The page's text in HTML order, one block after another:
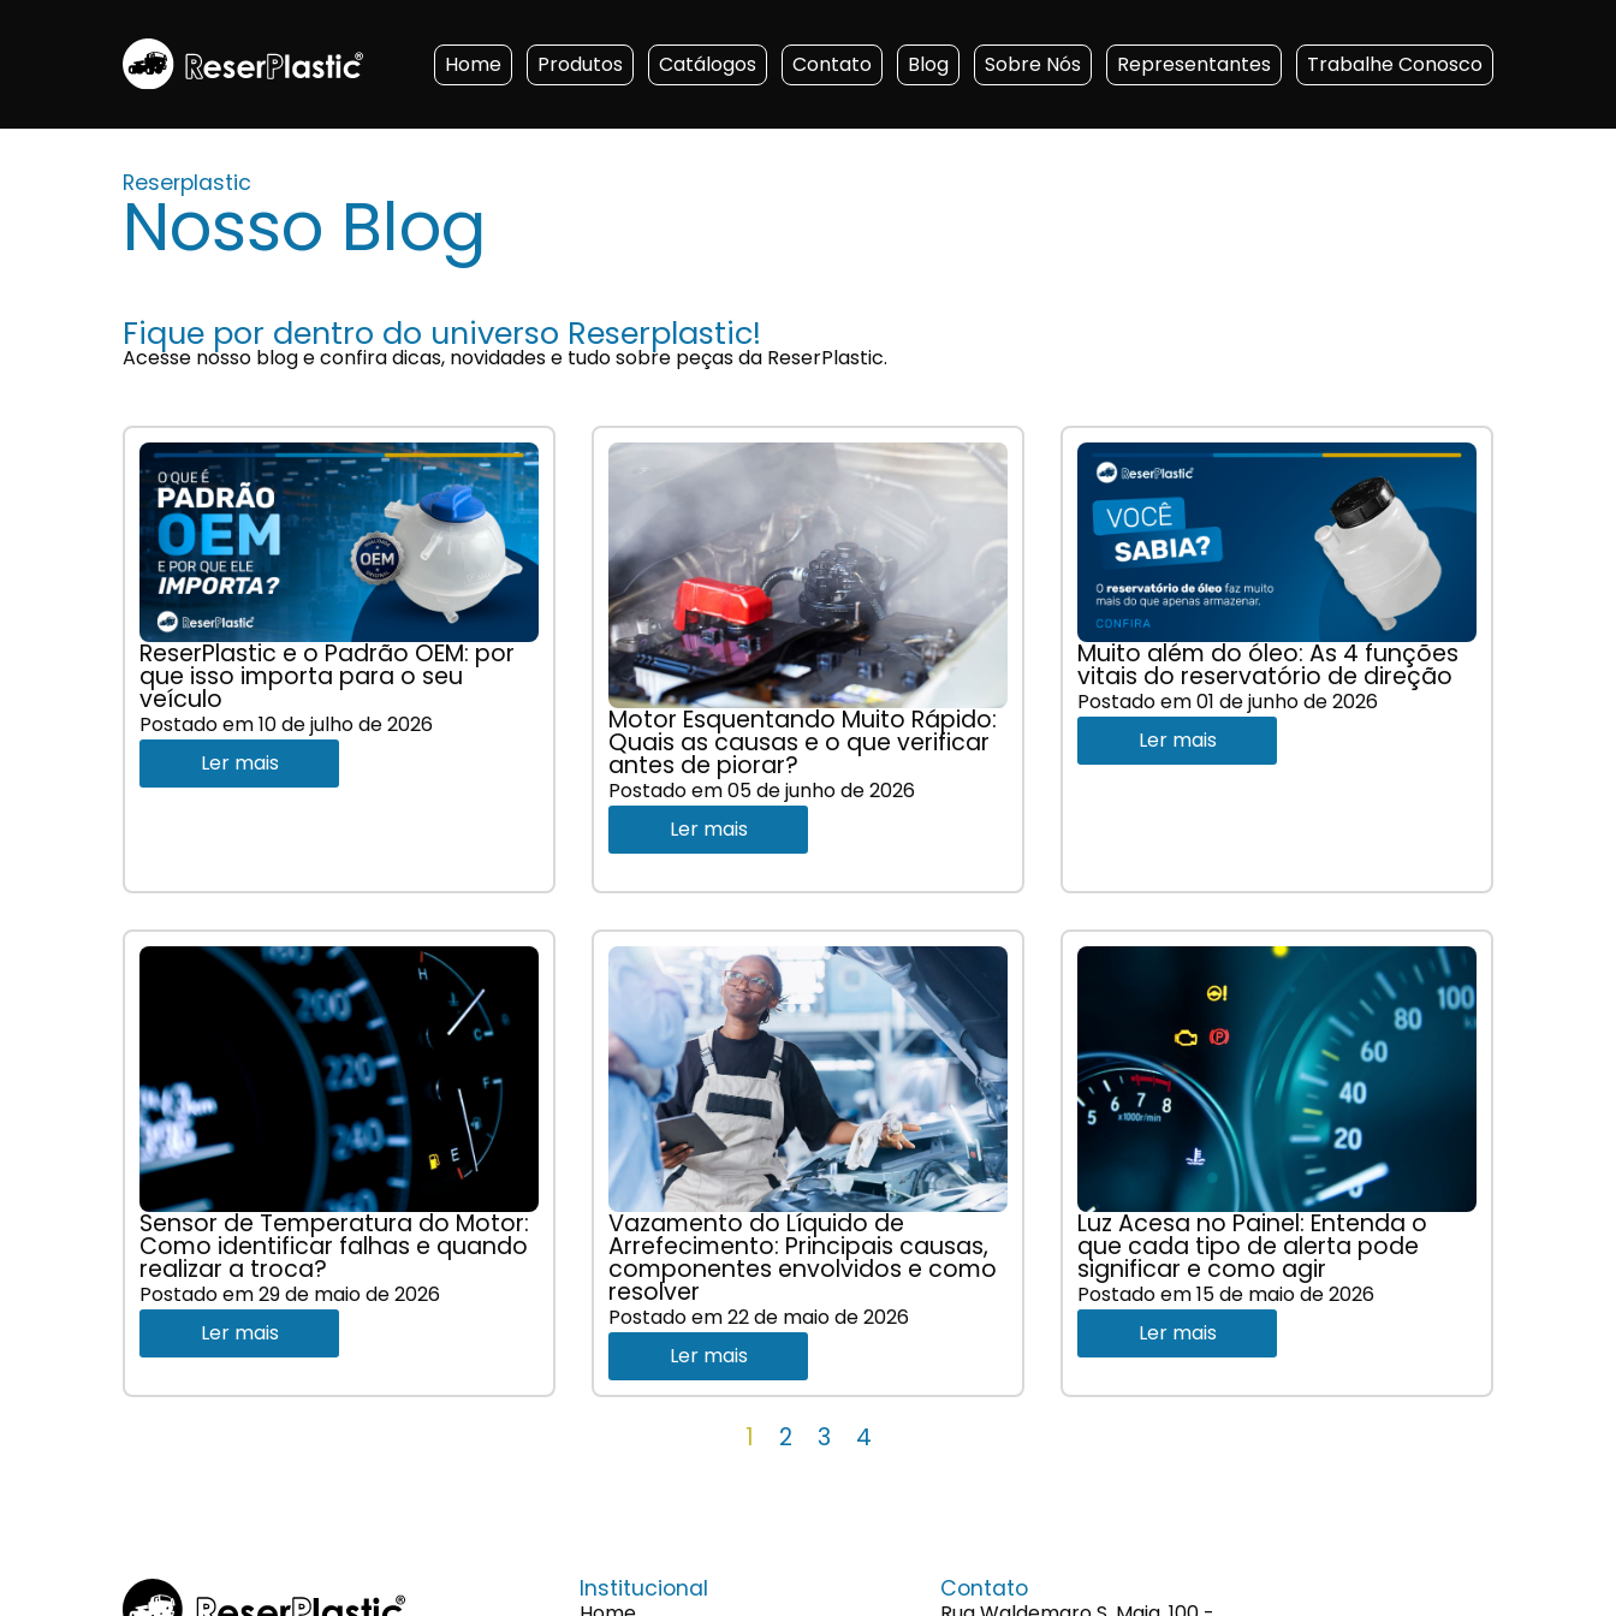
Home Produtos Catálogos Contato Blog Sobre Nós Representantes Trabalhe Conosco
Reserplastic
Nosso Blog
Fique por dentro do universo Reserplastic!
Acesse nosso blog e confira dicas, novidades e tudo sobre peças da ReserPlastic.
ReserPlastic e o Padrão OEM: por
que isso importa para o seu
veículo
Postado em10 de julho de 2026
Ler mais
Motor Esquentando Muito Rápido:
Quais as causas e o que verificar
antes de piorar?
Postado em05 de junho de 2026
Ler mais
Muito além do óleo: As 4 funções
vitais do reservatório de direção
Postado em01 de junho de 2026
Ler mais
Sensor de Temperatura do Motor:
Como identificar falhas e quando
realizar a troca?
Postado em29 de maio de 2026
Ler mais
Vazamento do Líquido de
Arrefecimento: Principais causas,
componentes envolvidos e como
resolver
Postado em22 de maio de 2026
Ler mais
Luz Acesa no Painel: Entenda o
que cada tipo de alerta pode
significar e como agir
Postado em15 de maio de 2026
Ler mais
1 2 3 4
Institucional Contato